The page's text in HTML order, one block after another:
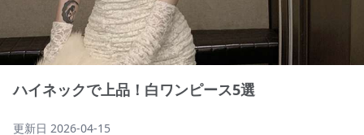
ハイネックで上品！白ワンピース5選
更新日 2026-04-15